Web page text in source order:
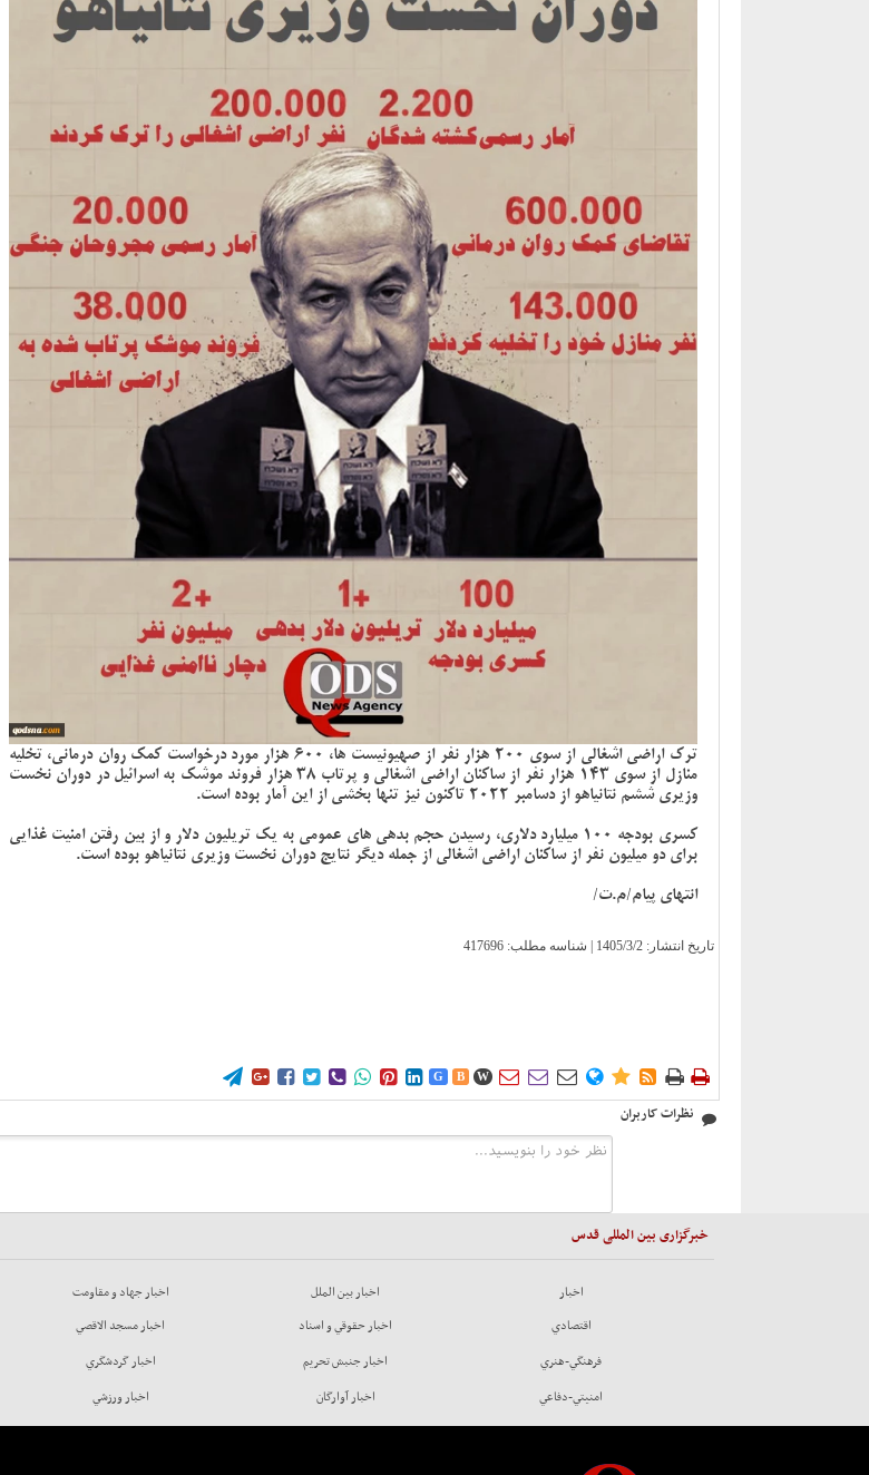
ترک اراضی اشغالی از سوی 200 هزار نفر از صهیونیست ها، 600 هزار مورد درخواست کمک روان درمانی، تخلیه
منازل از سوی 143 هزار نفر از ساکنان اراضی اشغالی و پرتاب 38 هزار فروند موشک به اسرائیل در دوران نخست
وزیری ششم نتانیاهو از دسامبر 2022 تاکنون نیز تنها بخشی از این آمار بوده است.
کسری بودجه 100 میلیارد دلاری، رسیدن حجم بدهی های عمومی به یک تریلیون دلار و از بین رفتن امنیت غذایی
برای دو میلیون نفر از ساکنان اراضی اشغالی از جمله دیگر نتایج دوران نخست وزیری نتانیاهو بوده است.
انتهای پیام/م.ت/
تاریخ انتشار:1405/3/2 | شناسه مطلب: 417696
        G B W        
نظرات کاربران
خبرگزاری بین المللی قدس
اخبار
اقتصادي
فرهنگي-هنري
امنيتي-دفاعي
اخبار بين الملل
اخبار حقوقي و اسناد
اخبار جنبش تحريم
اخبار آوارگان
اخبار جهاد و مقاومت
اخبار مسجد الاقصي
اخبار گردشگري
اخبار ورزشي